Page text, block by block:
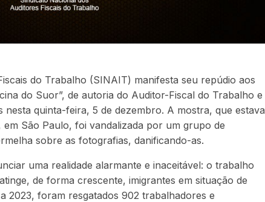
do Trabalho (SINAIT) manifesta seu repúdio aos
do Suor”, de autoria do Auditor-Fiscal do Trabalho e
quinta-feira, 5 de dezembro. A mostra, que estava
em São Paulo, foi vandalizada por um grupo de
sobre as fotografias, danificando-as.
uma realidade alarmante e inaceitável: o trabalho
de forma crescente, imigrantes em situação de
2023, foram resgatados 902 trabalhadores e